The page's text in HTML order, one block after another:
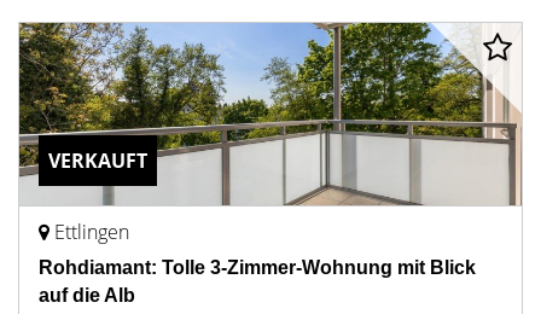
VERKAUFT
Ettlingen
Rohdiamant: Tolle 3-Zimmer-Wohnung mit Blick
auf die Alb